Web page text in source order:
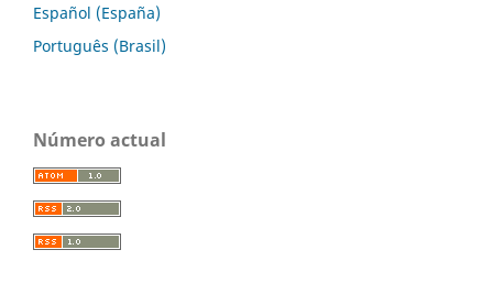
Español (España)
Português (Brasil)
Número actual